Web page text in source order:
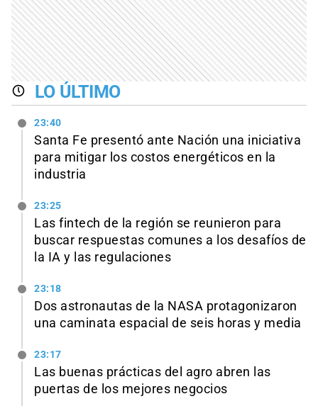
LO ÚLTIMO
23:40
Santa Fe presentó ante Nación una iniciativa
para mitigar los costos energéticos en la
industria
23:25
Las fintech de la región se reunieron para
buscar respuestas comunes a los desafíos de
la IA y las regulaciones
23:18
Dos astronautas de la NASA protagonizaron
una caminata espacial de seis horas y media
23:17
Las buenas prácticas del agro abren las
puertas de los mejores negocios